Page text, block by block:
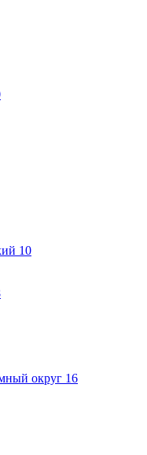
10
округ 16